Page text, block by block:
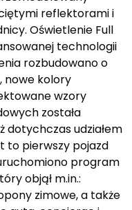
reflektorami i
Oświetlenie Full
technologii
rozbudowano o
nowe kolory
wzory
została
dotychczas udziałem
to pierwszy pojazd
program
objął m.in.:
zimowe, a także